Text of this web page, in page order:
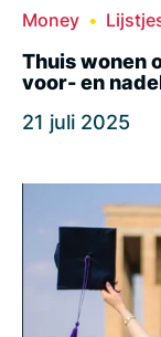
Money
Thuis wonen
voor- en
21 juli 2025